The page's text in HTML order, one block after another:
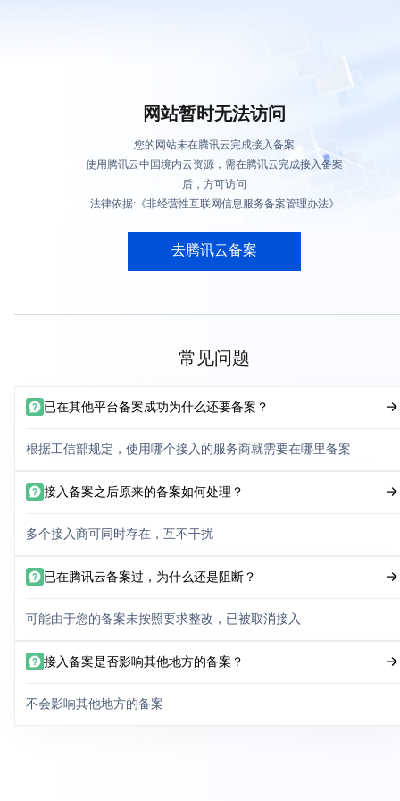
网站暂时无法访问
您的网站未在腾讯云完成接入备案
使用腾讯云中国境内云资源，需在腾讯云完成接入备案
后，方可访问
法律依据:《非经营性互联网信息服务备案管理办法》
去腾讯云备案
常见问题
已在其他平台备案成功为什么还要备案？
根据工信部规定，使用哪个接入的服务商就需要在哪里备案
接入备案之后原来的备案如何处理？
多个接入商可同时存在，互不干扰
已在腾讯云备案过，为什么还是阻断？
可能由于您的备案未按照要求整改，已被取消接入
接入备案是否影响其他地方的备案？
不会影响其他地方的备案